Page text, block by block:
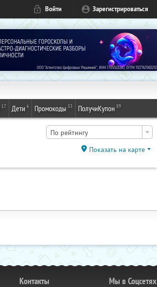
Войти Зарегистрироваться
17 Дети 6 Промокоды 53 ПолучиКупон 89
По рейтингу
Показать на карте
Контакты Мы в Соцсетях